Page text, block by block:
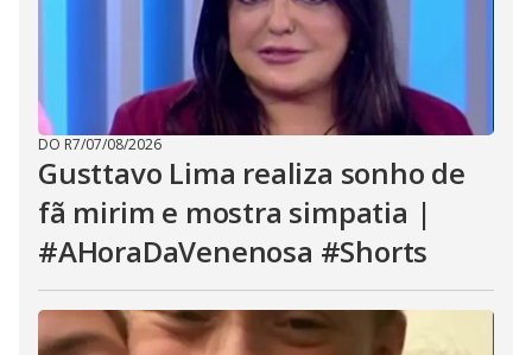
DO R7/07/08/2026
Gusttavo Lima realiza sonho de
fã mirim e mostra simpatia |
#AHoraDaVenenosa #Shorts